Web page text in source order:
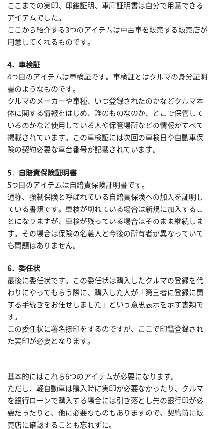
ここまでの実印、印鑑証明、車庫証明書は自分で用意できる
アイテムでした。
ここから紹介する3つのアイテムは中古車を販売する販売店が
用意してくれるものです。
4．車検証
4つ目のアイテムは車検証です。車検証とはクルマの身分証明
書のようなものです。
クルマのメーカーや車種、いつ登録されたのかなどクルマ本
体に関する情報をはじめ、誰のものなのか、どこで保管して
いるのかなど使用している人や保管場所などの情報がすべて
掲載されています。この車検証には次回の車検日や自動車保
険の契約必要な車台番号が記載されています。
5．自賠責保険証明書
5つ目のアイテムは自賠責保険証明書です。
通称、強制保険と呼ばれている自賠責保険への加入を証明し
ている書類です。車検が切れている場合は新規に加入するこ
とになりますが、車検が残っている場合はそのまま継続しま
す。その場合は保険の名義人と今後の所有者が異なっていて
も問題はありません。
6．委任状
最後に委任状です。この委任状は購入したクルマの登録を代
わりにやってもらう際に、購入した人が「第三者に登録に関
する手続きをお任せしました」という意思表示を示す書類で
す。
この委任状に署名捺印をするのですが、ここで印鑑登録され
た実印が必要となります。
基本的にはこれら6つのアイテムが必要になります。
ただし、軽自動車は購入時に実印が必要なかったり、クルマ
を銀行ローンで購入する場合には引き落とし先の銀行印が必
要だったりと、他に必要なものもありますので、契約前に販
売店に確認することも忘れずに。